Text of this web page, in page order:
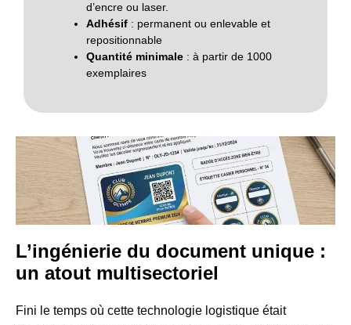
d’encre ou laser.
Adhésif : permanent ou enlevable et
repositionnable
Quantité minimale : à partir de 1000
exemplaires
L’ingénierie du document unique :
un atout multisectoriel
Fini le temps où cette technologie logistique était